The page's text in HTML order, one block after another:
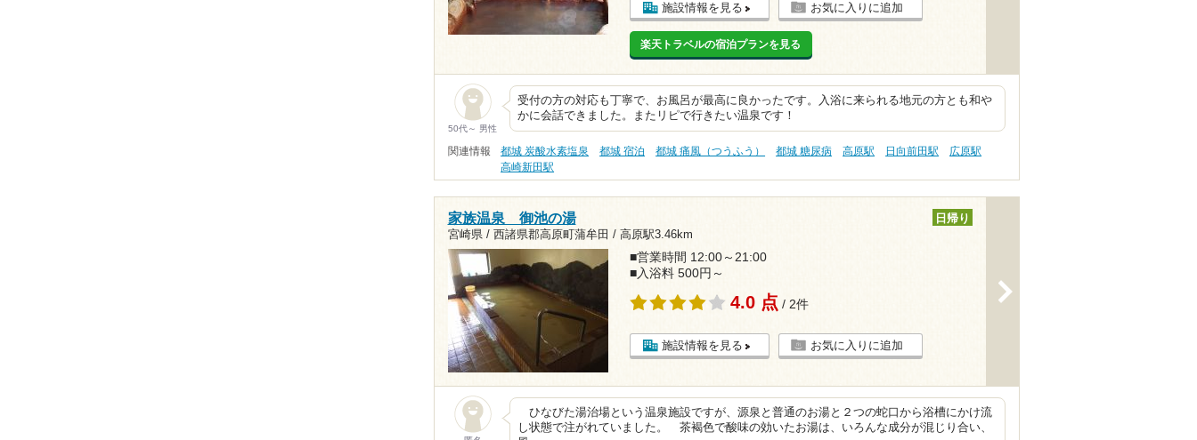
施設情報を見る お気に入りに追加
楽天トラベルの宿泊プランを見る
50代～ 男性
受付の方の対応も丁寧で、お風呂が最高に良かったです。入浴に来られる地元の方とも和や
かに会話できました。またリピで行きたい温泉です！
関連情報 都城 炭酸水素塩泉 都城 宿泊 都城 痛風（つうふう） 都城 糖尿病 高原駅 日向前田駅
広原駅
高崎新田駅
家族温泉 御池の湯
宮崎県 / 西諸県郡高原町蒲牟田 / 高原駅3.46km
日帰り
■営業時間 12:00～21:00
■入浴料 500円～
4.0 点 / 2件
施設情報を見る お気に入りに追加
ひなびた湯治場という温泉施設ですが、源泉と普通のお湯と２つの蛇口から浴槽にかけ流
し状態で注がれていました。 茶褐色で酸味の効いたお湯は、いろんな成分が混じり合い、